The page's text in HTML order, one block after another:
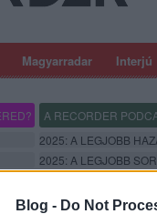
Blog - Do Not
Magyarradar Interjú
A RECORDER
2025: A LEGJOBB
2025: A LEGJOBB